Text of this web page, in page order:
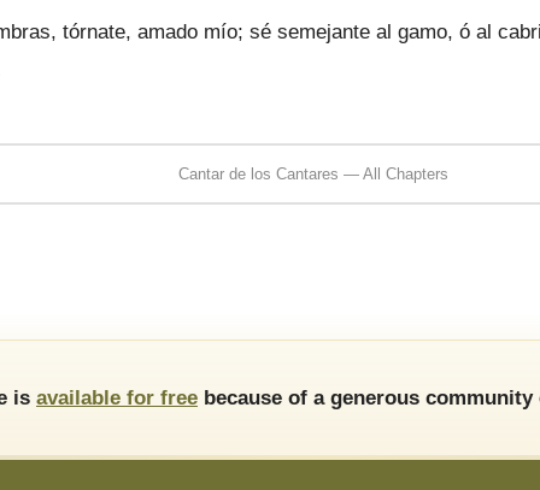
tórnate, amado mío; sé semejante al gamo, ó al
Cantar de los Cantares — All Chapters
is available for free because of a generous